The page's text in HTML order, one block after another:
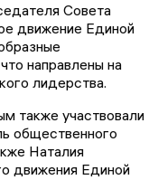
Совета
движение Единой
направлены на
лидерства.
также участвовали
общественного
Наталия
движения Единой